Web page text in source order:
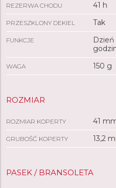
REZERWA CHODU 41 h
PRZESZKLONY DEKIEL Tak
FUNKCJE
WAGA 150 g
ROZMIAR
ROZMIAR KOPERTY 41
GRUBOŚĆ KOPERTY 13,2
PASEK / BRANSOLETA